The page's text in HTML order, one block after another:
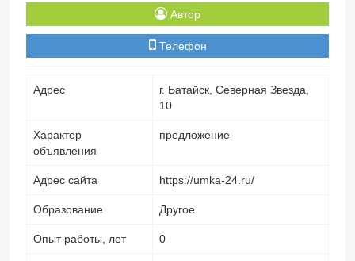
Автор
Телефон
Адрес
г. Батайск, Северная Звезда,
10
Характер
объявления
предложение
Адрес сайта https://umka-24.ru/
Образование Другое
Опыт работы, лет 0